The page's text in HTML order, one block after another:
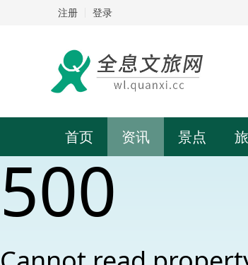
注册 登录
首页 资讯 景点
500